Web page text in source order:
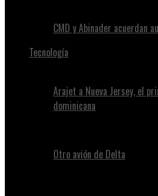
CMD y Abinader acuerdan
Tecnología
Arajet a Nueva Jersey, el
dominicana
Otro avión de Delta